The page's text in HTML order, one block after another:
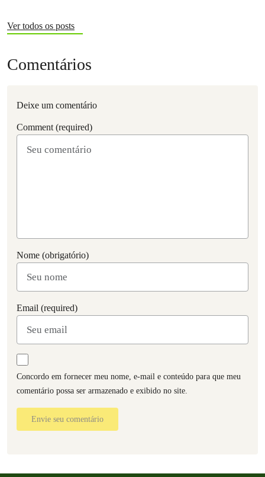
Ver todos os posts
Comentários
Deixe um comentário
Comment (required)
Nome (obrigatório)
Email (required)
Concordo em fornecer meu nome, e-mail e conteúdo para que meu
comentário possa ser armazenado e exibido no site.
Envie seu comentário